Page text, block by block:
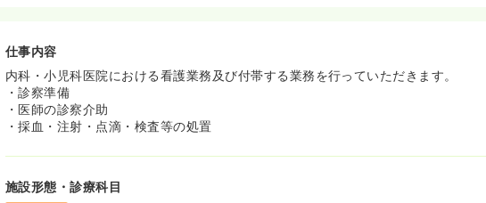
仕事内容
内科・小児科医院における看護業務及び付帯する業務を行っていただきます。
・診察準備
・医師の診察介助
・採血・注射・点滴・検査等の処置
施設形態・診療科目